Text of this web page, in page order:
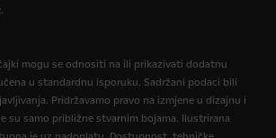
mogu se odnositi na ili prikazivati dodatnu
u standardnu isporuku. Sadržani podaci bili
Pridržavamo pravo na izmjene u dizajnu i
su samo približne stvarnim bojama. Ilustrirana